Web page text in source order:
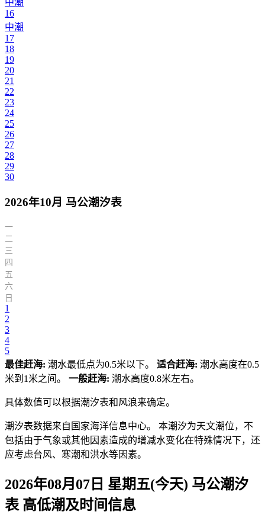
16
中潮
17
18
19
20
21
22
23
24
25
26
27
28
29
30
2026年10月 马公潮汐表
一
二
三
四
五
六
日
1
2
3
4
5
最佳赶海: 潮水最低点为0.5米以下。 适合赶海: 潮水高度在0.5
米到1米之间。 一般赶海: 潮水高度0.8米左右。
具体数值可以根据潮汐表和风浪来确定。
潮汐表数据来自国家海洋信息中心。 本潮汐为天文潮位，不
包括由于气象或其他因素造成的增减水变化在特殊情况下，还
应考虑台风、寒潮和洪水等因素。
2026年08月07日 星期五(今天) 马公潮汐
表 高低潮及时间信息